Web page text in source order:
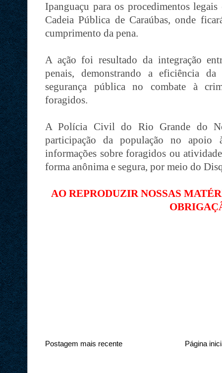
Ipanguaçu para os procedimentos
Cadeia Pública de Caraúbas, onde
cumprimento da pena.
A ação foi resultado da integração
penais, demonstrando a eficiência
segurança pública no combate à
foragidos.
A Polícia Civil do Rio Grande do
participação da população no apoio
informações sobre foragidos ou
forma anônima e segura, por meio do
AO REPRODUZIR NOSSAS
Postagem mais recente Página